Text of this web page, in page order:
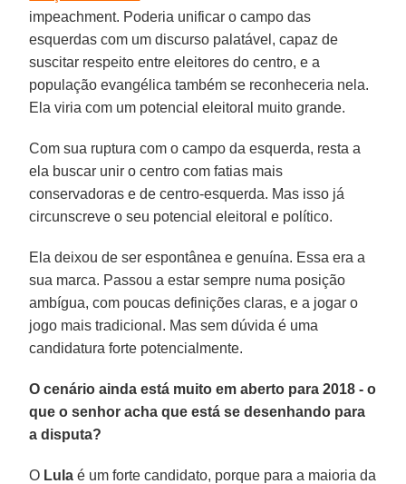
impeachment. Poderia unificar o campo das
esquerdas com um discurso palatável, capaz de
suscitar respeito entre eleitores do centro, e a
população evangélica também se reconheceria nela.
Ela viria com um potencial eleitoral muito grande.
Com sua ruptura com o campo da esquerda, resta a
ela buscar unir o centro com fatias mais
conservadoras e de centro-esquerda. Mas isso já
circunscreve o seu potencial eleitoral e político.
Ela deixou de ser espontânea e genuína. Essa era a
sua marca. Passou a estar sempre numa posição
ambígua, com poucas definições claras, e a jogar o
jogo mais tradicional. Mas sem dúvida é uma
candidatura forte potencialmente.
O cenário ainda está muito em aberto para 2018 - o
que o senhor acha que está se desenhando para
a disputa?
O Lula é um forte candidato, porque para a maioria da